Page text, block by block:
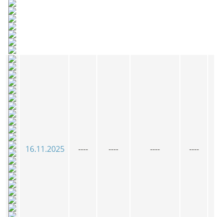
16.11.2025 ---- ---- ---- ----